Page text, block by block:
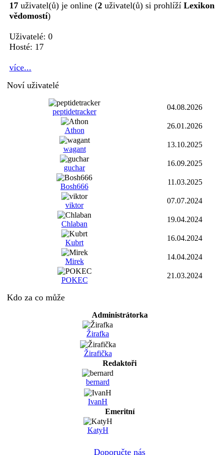
17 uživatel(ů) je online (2 uživatel(ů) si prohlíží Lexikon
vědomostí)
Uživatelé: 0
Hosté: 17
více...
Noví uživatelé
peptidetracker
04.08.2026
Athon
26.01.2026
wagant
13.10.2025
guchar
16.09.2025
Bosh666
11.03.2025
viktor
07.07.2024
Chlaban
19.04.2024
Kubrt
16.04.2024
Mirek
14.04.2024
POKEC
21.03.2024
Kdo za co může
Administrátorka
Žirafka
Žirafička
Redaktoři
bernard
IvanH
Emeritní
KatyH
Doporučte nás